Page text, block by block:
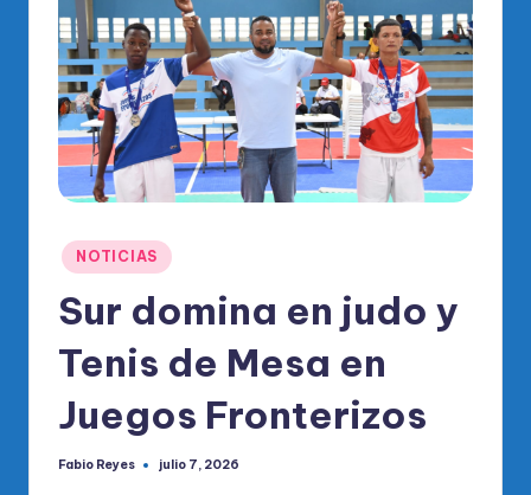
di
o
O
fi
al
el
R
M
Publicado
en
NOTICIAS
Sur domina en judo y
Tenis de Mesa en
Juegos Fronterizos
Publicado
Fabio Reyes julio 7, 2026